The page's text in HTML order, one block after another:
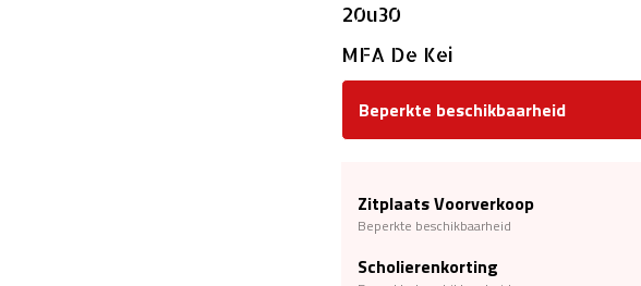
20u30
MFA De Kei
Beperkte beschikbaarheid
Zitplaats Voorverkoop
Beperkte beschikbaarheid
Scholierenkorting